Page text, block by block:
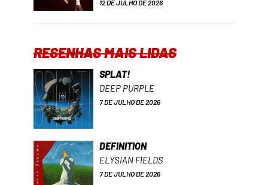
12 DE JULHO DE 2026
RESENHAS MAIS LIDAS
SPLAT!
DEEP PURPLE
7 DE JULHO DE 2026
DEFINITION
ELYSIAN FIELDS
7 DE JULHO DE 2026